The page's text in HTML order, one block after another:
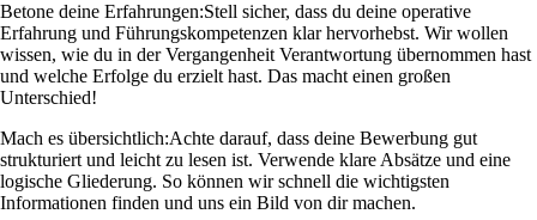
Betone deine Erfahrungen:Stell sicher, dass du deine operative
Erfahrung und Führungskompetenzen klar hervorhebst. Wir wollen
wissen, wie du in der Vergangenheit Verantwortung übernommen hast
und welche Erfolge du erzielt hast. Das macht einen großen
Unterschied!
Mach es übersichtlich:Achte darauf, dass deine Bewerbung gut
strukturiert und leicht zu lesen ist. Verwende klare Absätze und eine
logische Gliederung. So können wir schnell die wichtigsten
Informationen finden und uns ein Bild von dir machen.